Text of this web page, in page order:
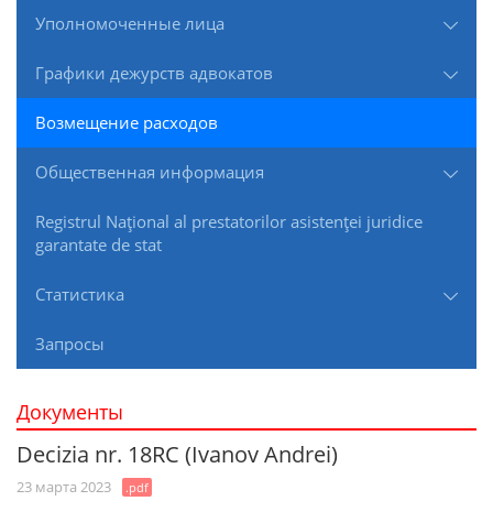
Уполномоченные лица
Графики дежурств адвокатов
Возмещение расходов
Общественная информация
Registrul Naţional al prestatorilor asistenţei juridice
garantate de stat
Статистика
Запросы
Документы
Decizia nr. 18RC (Ivanov Andrei)
23 марта 2023 .pdf